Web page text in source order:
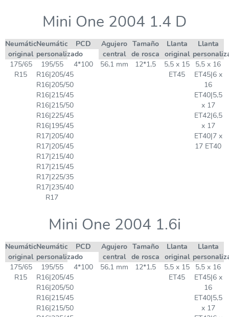
Mini One 2004 1.4 D
Neumático
original
Neumático
personalizado
PCD
Agujero
central
Tamaño
de rosca
Llanta
original
Llanta
175/65
R15
195/55
R16|205/45
R16|205/50
R16|215/45
R16|215/50
R16|225/45
R16|195/45
R17|205/40
R17|205/45
R17|215/40
R17|215/45
R17|225/35
R17|235/40
R17
4*100 56,1 mm 12*1,5
5,5 x 15
ET45
5,5 x 16
ET45|6 x
16
ET40|5,5
x 17
ET42|6,5
x 17
ET40|7 x
17 ET40
Mini One 2004 1.6i
Neumático
original
Neumático
personalizado
PCD
Agujero
central
Tamaño
de rosca
Llanta
original
Llanta
175/65
R15
195/55
R16|205/45
R16|205/50
R16|215/45
R16|215/50
4*100 56,1 mm 12*1,5
5,5 x 15
ET45
5,5 x 16
ET45|6 x
16
ET40|5,5
x 17